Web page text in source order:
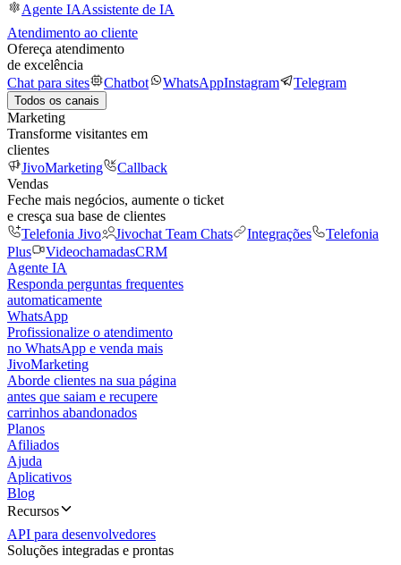
Agente IAAssistente de IA
Atendimento ao cliente
Ofereça atendimento
de excelência
Chat para sites
Chatbot WhatsAppInstagram Telegram
Todos os canais
Marketing
Transforme visitantes em
clientes
JivoMarketing
Callback
Vendas
Feche mais negócios, aumente o ticket
e cresça sua base de clientes
Telefonia Jivo
Jivochat Team Chats Integrações
Telefonia
Plus
VideochamadasCRM
Agente IA
Responda perguntas frequentes
automaticamente
WhatsApp
Profissionalize o atendimento
no WhatsApp e venda mais
JivoMarketing
Aborde clientes na sua página
antes que saiam e recupere
carrinhos abandonados
Planos
Afiliados
Ajuda
Aplicativos
Blog
Recursos
API para desenvolvedores
Soluções integradas e prontas